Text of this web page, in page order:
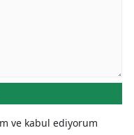
ve kabul ediyorum